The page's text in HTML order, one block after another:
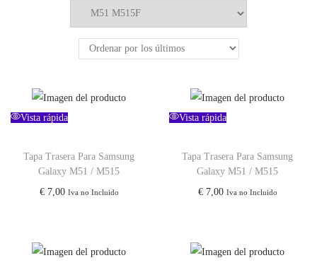
Vista rápida
Tapa Trasera Para Samsung
Galaxy M51 / M515
€7,00 Iva no Incluido
Vista rápida
Tapa Trasera Para Samsung
Galaxy M51 / M515
€7,00 Iva no Incluido